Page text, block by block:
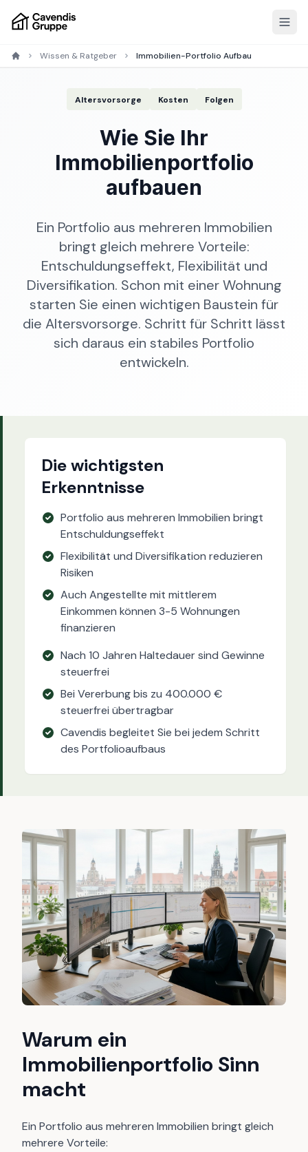
Wissen & Ratgeber Immobilien-Portfolio Aufbau
Altersvorsorge Kosten Folgen
Wie Sie Ihr
Immobilienportfolio
aufbauen
Ein Portfolio aus mehreren Immobilien
bringt gleich mehrere Vorteile:
Entschuldungseffekt, Flexibilität und
Diversifikation. Schon mit einer Wohnung
starten Sie einen wichtigen Baustein für
die Altersvorsorge. Schritt für Schritt lässt
sich daraus ein stabiles Portfolio
entwickeln.
Die wichtigsten
Erkenntnisse
Portfolio aus mehreren Immobilien bringt
Entschuldungseffekt
Flexibilität und Diversifikation reduzieren
Risiken
Auch Angestellte mit mittlerem
Einkommen können 3-5 Wohnungen
finanzieren
Nach 10 Jahren Haltedauer sind Gewinne
steuerfrei
Bei Vererbung bis zu 400.000 €
steuerfrei übertragbar
Cavendis begleitet Sie bei jedem Schritt
des Portfolioaufbaus
Warum ein
Immobilienportfolio Sinn
macht
Ein Portfolio aus mehreren Immobilien bringt gleich
mehrere Vorteile: